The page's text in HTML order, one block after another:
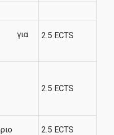
& Επαγγελματικής
για
2.5 ECTS
2.5 ECTS
2.5 ECTS